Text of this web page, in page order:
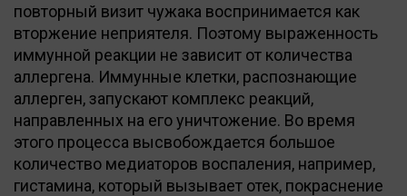
повторный визит чужака воспринимается как
вторжение неприятеля. Поэтому выраженность
иммунной реакции не зависит от количества
аллергена. Иммунные клетки, распознающие
аллерген, запускают комплекс реакций,
направленных на его уничтожение. Во время
этого процесса высвобождается большое
количество медиаторов воспаления, например,
гистамина, который вызывает отек, покраснение